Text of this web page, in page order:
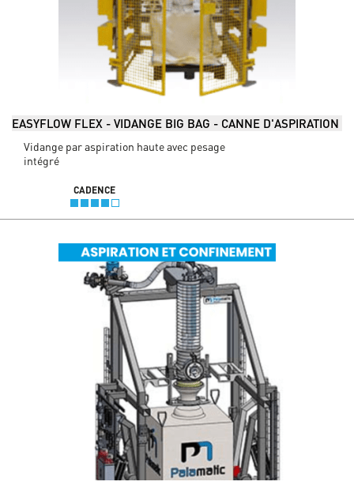
EASYFLOW FLEX - VIDANGE BIG BAG - CANNE D'ASPIRATION
Vidange par aspiration haute avec pesage
intégré
CADENCE